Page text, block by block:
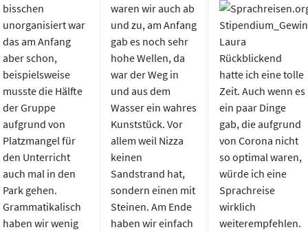
bisschen
unorganisiert war
das am Anfang
aber schon,
beispielsweise
musste die Hälfte
der Gruppe
aufgrund von
Platzmangel für
den Unterricht
auch mal in den
Park gehen.
Grammatikalisch
haben wir wenig
waren wir auch ab
und zu, am Anfang
gab es noch sehr
hohe Wellen, da
war der Weg in
und aus dem
Wasser ein wahres
Kunststück. Vor
allem weil Nizza
keinen
Sandstrand hat,
sondern einen mit
Steinen. Am Ende
haben wir einfach
Rückblickend
hatte ich eine tolle
Zeit. Auch wenn es
ein paar Dinge
gab, die aufgrund
von Corona nicht
so optimal waren,
würde ich eine
Sprachreise
wirklich
weiterempfehlen.